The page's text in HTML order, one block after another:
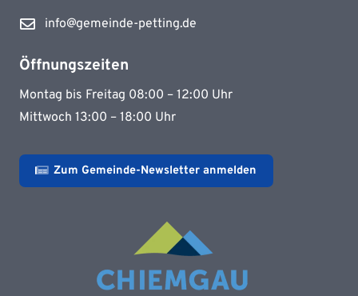
info@gemeinde-petting.de
Öffnungszeiten
Montag bis Freitag 08:00 – 12:00 Uhr
Mittwoch 13:00 – 18:00 Uhr
Zum Gemeinde-Newsletter anmelden